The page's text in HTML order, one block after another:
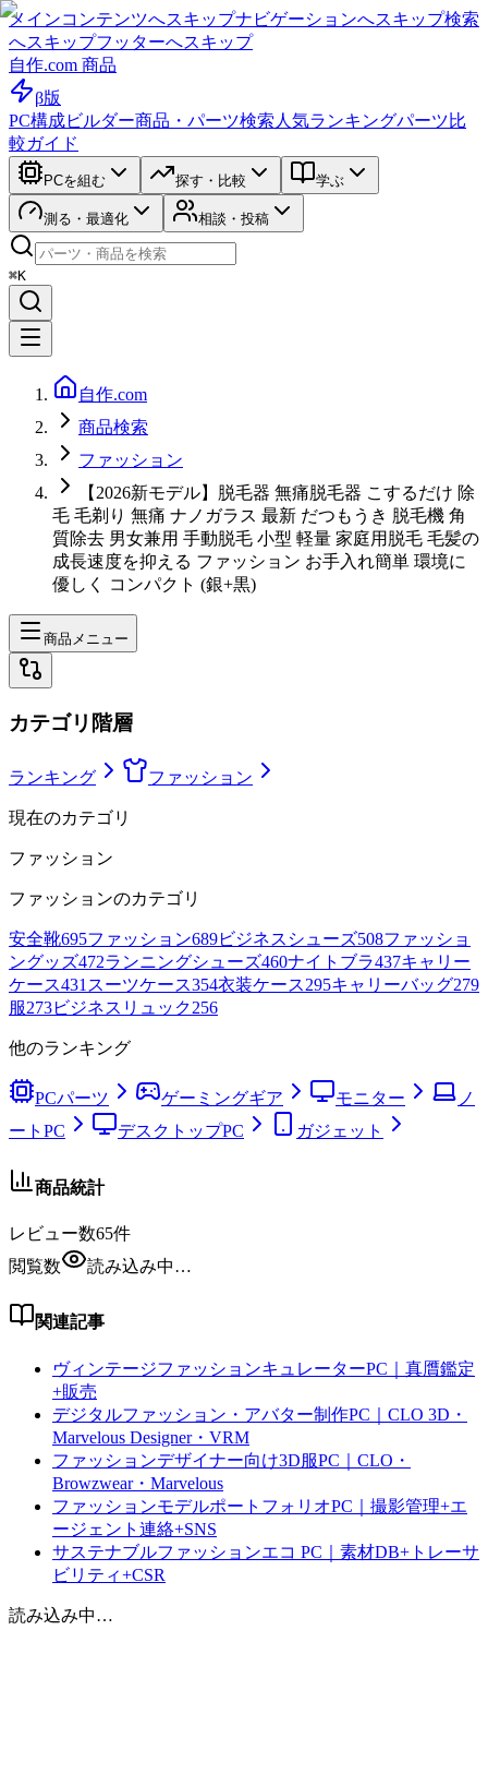
メインコンテンツへスキップナビゲーションへスキップ検索
へスキップフッターへスキップ
自作.com 商品
β版
PC構成ビルダー商品・パーツ検索 人気ランキングパーツ比
較ガイド
PCを組む 探す・比較 学ぶ
測る・最適化 相談・投稿
⌘K
自作.com
商品検索
ファッション
【2026新モデル】脱毛器 無痛脱毛器 こするだけ 除
毛 毛剃り 無痛 ナノガラス 最新 だつもうき 脱毛機 角
質除去 男女兼用 手動脱毛 小型 軽量 家庭用脱毛 毛髪の
成長速度を抑える ファッション お手入れ簡単 環境に
優しく コンパクト (銀+黒)
商品メニュー
カテゴリ階層
ランキング ファッション
現在のカテゴリ
ファッション
ファッションのカテゴリ
安全靴695ファッション689ビジネスシューズ508ファッショ
ングッズ472ランニングシューズ460ナイトブラ437キャリー
ケース431スーツケース354衣装ケース295キャリーバッグ279
服273ビジネスリュック256
他のランキング
PCパーツ ゲーミングギア モニター
ノ
ートPC
デスクトップPC ガジェット
商品統計
レビュー数65件
閲覧数
読み込み中…
関連記事
ヴィンテージファッションキュレーターPC｜真贋鑑定
+販売
デジタルファッション・アバター制作PC｜CLO 3D・
Marvelous Designer・VRM
ファッションデザイナー向け3D服PC｜CLO・
Browzwear・Marvelous
ファッションモデルポートフォリオPC｜撮影管理+エ
ージェント連絡+SNS
サステナブルファッションエコ PC｜素材DB+トレーサ
ビリティ+CSR
読み込み中…